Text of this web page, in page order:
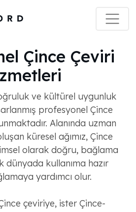
Çince Çeviri
ve kültürel uygunluk
profesyonel Çince
Alanında uzman
küresel ağımız, Çince
olarak doğru, bağlama
dünyada kullanıma hazır
yardımcı olur.
çeviriye, ister Çince-